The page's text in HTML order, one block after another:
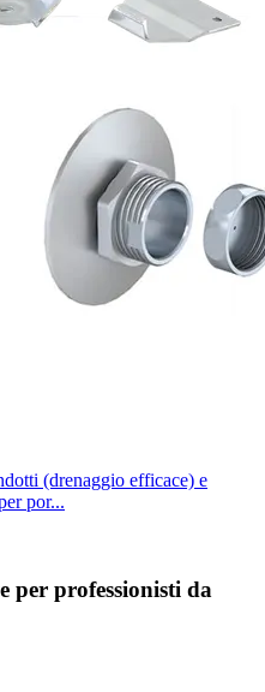
(drenaggio efficace) e
por...
per professionisti da